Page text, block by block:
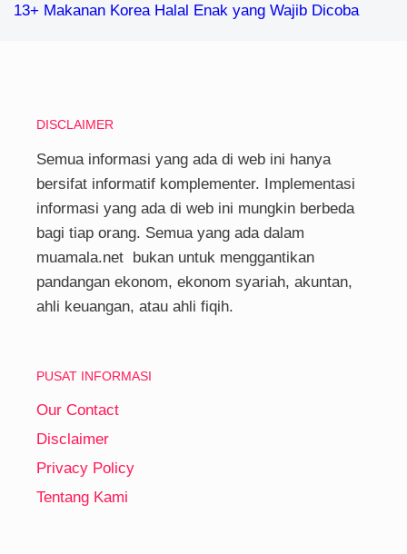
13+ Makanan Korea Halal Enak yang Wajib Dicoba
DISCLAIMER
Semua informasi yang ada di web ini hanya
bersifat informatif komplementer. Implementasi
informasi yang ada di web ini mungkin berbeda
bagi tiap orang. Semua yang ada dalam
muamala.net bukan untuk menggantikan
pandangan ekonom, ekonom syariah, akuntan,
ahli keuangan, atau ahli fiqih.
PUSAT INFORMASI
Our Contact
Disclaimer
Privacy Policy
Tentang Kami